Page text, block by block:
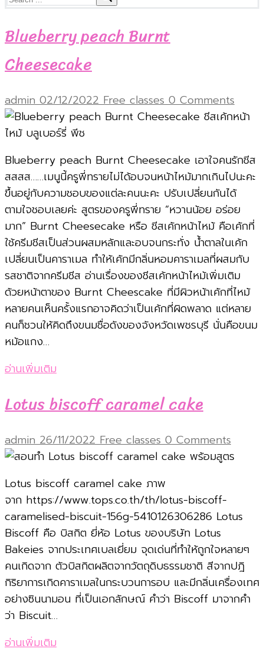
Blueberry peach Burnt
Cheesecake
admin 02/12/2022Free classes0 Comments
Blueberry peach Burnt Cheesecake เอาใจคนรักชีส
สสสส……เมนูนี้ครูพี่ทรายไม่ได้อบจนหน้าไหม้มากเกินไปนะคะ
ขึ้นอยู่กับความชอบของแต่ละคนนะคะ ปรับเปลี่ยนกันได้
ตามใจชอบเลยค่ะ สูตรของครูพี่ทราย “หวานน้อย อร่อย
มาก”‍ Burnt Cheesecake หรือ ชีสเค้กหน้าไหม้ คือเค้กที่
ใช้ครีมชีสเป็นส่วนผสมหลักและอบจนกระทั่ง น้ำตาลในเค้ก
เปลี่ยนเป็นคาราเมล ทำให้เค้กมีกลิ่นหอมคาราเมลที่ผสมกับ
รสชาติจากครีมชีส อ่านเรื่องของชีสเค้กหน้าไหม้เพิ่มเติม
ด้วยหน้าตาของ Burnt Cheescake ที่มีผิวหน้าเค้กที่ไหม้
หลายคนเห็นครั้งแรกอาจคิดว่าเป็นเค้กที่ผิดพลาด แต่หลาย
คนก็ชวนให้คิดถึงขนมชื่อดังของจังหวัดเพชรบุรี นั่นคือขนม
หม้อแกง…
อ่านเพิ่มเติม
Lotus biscoff caramel cake
admin 26/11/2022Free classes0 Comments
Lotus biscoff caramel cake ภาพ
จาก https://www.tops.co.th/th/lotus-biscoff-
caramelised-biscuit-156g-5410126306286 Lotus
Biscoff คือ บิสกิต ยี่ห้อ Lotus ของบริษัท Lotus
Bakeies จากประเทศเบลเยี่ยม จุดเด่นที่ทำให้ถูกใจหลายๆ
คนเกิดจาก ตัวบิสกิตผลิตจากวัตถุดิบธรรมชาติ สีจากปฎิ
กิริยาการเกิดคาราเมลในกระบวนการอบ และมีกลิ่นเครื่องเทศ
อย่างซินนามอน ที่เป็นเอกลักษณ์ คำว่า Biscoff มาจากคำ
ว่า Biscuit…
อ่านเพิ่มเติม